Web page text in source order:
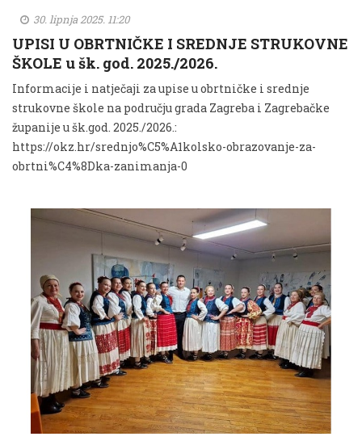
30. lipnja 2025. 11:20
UPISI U OBRTNIČKE I SREDNJE STRUKOVNE
ŠKOLE u šk. god. 2025./2026.
Informacije i natječaji za upise u obrtničke i srednje
strukovne škole na području grada Zagreba i Zagrebačke
županije u šk.god. 2025./2026.:
https://okz.hr/srednjo%C5%A1kolsko-obrazovanje-za-
obrtni%C4%8Dka-zanimanja-0